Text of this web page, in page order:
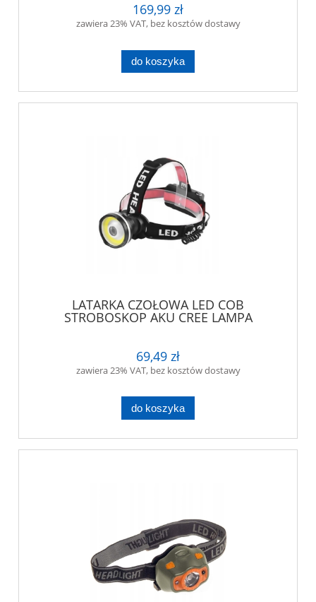
169,99 zł
zawiera 23% VAT, bez kosztów dostawy
do koszyka
LATARKA CZOŁOWA LED COB
STROBOSKOP AKU CREE LAMPA
69,49 zł
zawiera 23% VAT, bez kosztów dostawy
do koszyka